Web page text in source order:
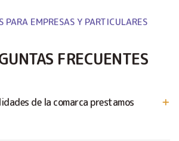
PARA EMPRESAS Y PARTICULARES
FRECUENTES
de la comarca prestamos